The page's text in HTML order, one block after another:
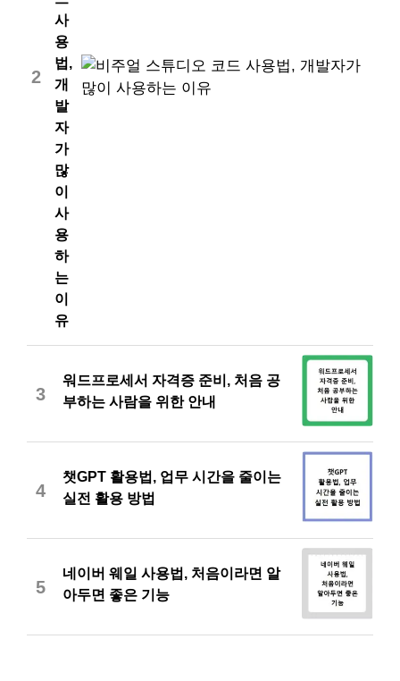
2
사
용
법,
개
발
자
가
많
이
사
용
하
는
이
유
3
워드프로세서 자격증 준비, 처음 공
부하는 사람을 위한 안내
4
챗GPT 활용법, 업무 시간을 줄이는
실전 활용 방법
5
네이버 웨일 사용법, 처음이라면 알
아두면 좋은 기능